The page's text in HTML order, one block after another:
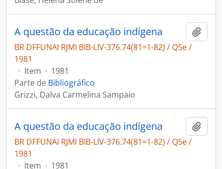
A questão da educação indígena
BR DFFUNAI RJMI BIB-LIV-376.74(81=1-82) / Q5e /
1981
· Item · 1981
Parte de Bibliográfico
Grizzi, Dalva Carmelina Sampaio
A questão da educação indígena
BR DFFUNAI RJMI BIB-LIV-376.74(81=1-82) / Q5e /
1981
· Item · 1981